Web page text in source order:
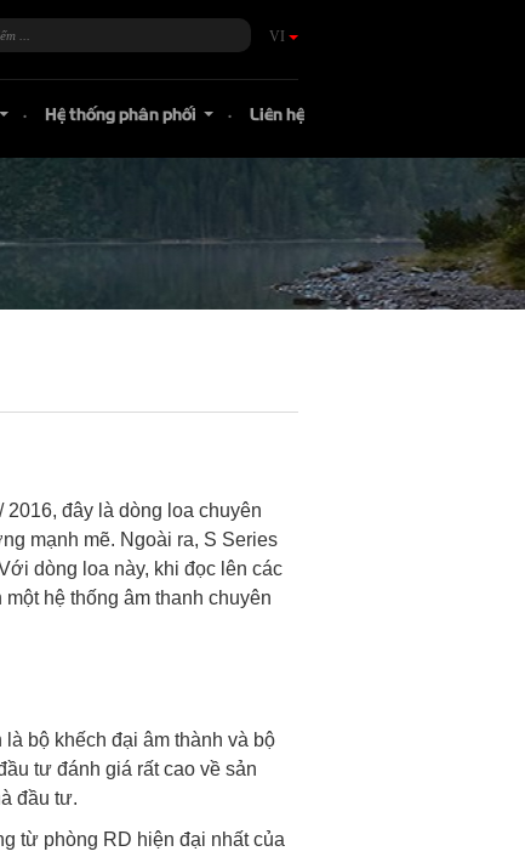
VI
Hệ thống phân phối Liên hệ
đây là dòng loa chuyên
mạnh mẽ. Ngoài ra, S Series
dòng loa này, khi đọc lên các
hệ thống âm thanh chuyên
bộ khếch đại âm thành và bộ
tư đánh giá rất cao về sản
đầu tư.
từ phòng RD hiện đại nhất của